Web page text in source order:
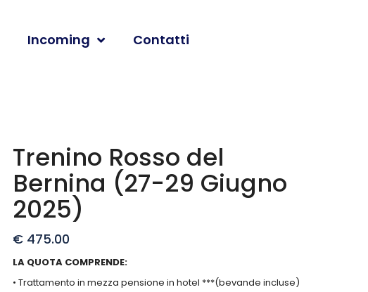
Incoming Contatti
Trenino Rosso del
Bernina (27-29 Giugno
2025)
€ 475.00
LA QUOTA COMPRENDE:
• Trattamento in mezza pensione in hotel ***(bevande incluse)